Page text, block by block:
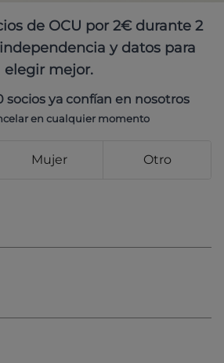
de OCU por 2€ durante 2
y datos para
elegir mejor.
socios ya confían en nosotros
en cualquier momento
Mujer Otro